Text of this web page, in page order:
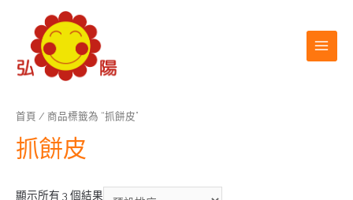
首頁 / 商品標籤為 “抓餅皮”
抓餅皮
顯示所有 3 個結果